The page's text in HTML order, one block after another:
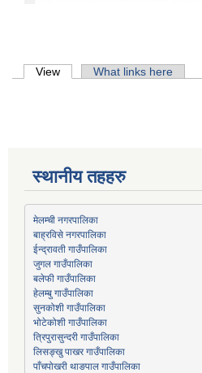
Primary tabs
View (active tab)What links here
स्थानीय तहहरु
मेलम्ची नगरपालिका
बाह्रविसे नगरपालिका
ईन्द्रावती गाउँपालिका
जुगल गाउँपालिका
बलेफी गाउँपालिका
हेलम्बु गाउँपालिका
सुनकोशी गाउँपालिका
भोटेकोशी गाउँपालिका
त्रिपुरासुन्दरी गाउँपालिका
लिसङ्खु पाखर गाउँपालिका
पाँचपोखरी थाङपाल गाउँपालिका